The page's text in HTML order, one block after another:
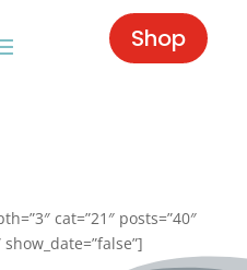
Shop
cat=”21″ posts=”40″